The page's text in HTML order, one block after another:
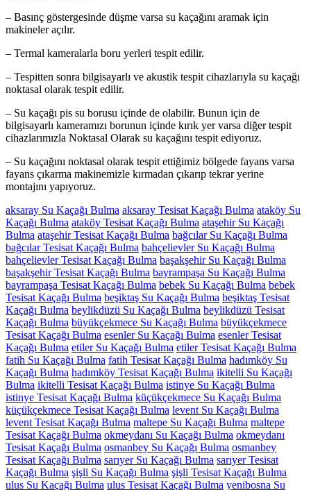
– Basınç göstergesinde düşme varsa su kaçağını aramak için
makineler açılır.
– Termal kameralarla boru yerleri tespit edilir.
– Tespitten sonra bilgisayarlı ve akustik tespit cihazlarıyla su kaçağı
noktasal olarak tespit edilir.
– Su kaçağı pis su borusu içinde de olabilir. Bunun için de
bilgisayarlı kameramızı borunun içinde kırık yer varsa diğer tespit
cihazlarımızla Noktasal Olarak su kaçağını tespit ediyoruz.
– Su kaçağını noktasal olarak tespit ettiğimiz bölgede fayans varsa
fayans çıkarma makinemizle kırmadan çıkarıp tekrar yerine
montajını yapıyoruz.
aksaray Su Kaçağı Bulma aksaray Tesisat Kaçağı Bulma ataköy Su
Kaçağı Bulma ataköy Tesisat Kaçağı Bulma ataşehir Su Kaçağı
Bulma ataşehir Tesisat Kaçağı Bulma bağcılar Su Kaçağı Bulma
bağcılar Tesisat Kaçağı Bulma bahçelievler Su Kaçağı Bulma
bahçelievler Tesisat Kaçağı Bulma başakşehir Su Kaçağı Bulma
başakşehir Tesisat Kaçağı Bulma bayrampaşa Su Kaçağı Bulma
bayrampaşa Tesisat Kaçağı Bulma bebek Su Kaçağı Bulma bebek
Tesisat Kaçağı Bulma beşiktaş Su Kaçağı Bulma beşiktaş Tesisat
Kaçağı Bulma beylikdüzü Su Kaçağı Bulma beylikdüzü Tesisat
Kaçağı Bulma büyükçekmece Su Kaçağı Bulma büyükçekmece
Tesisat Kaçağı Bulma esenler Su Kaçağı Bulma esenler Tesisat
Kaçağı Bulma etiler Su Kaçağı Bulma etiler Tesisat Kaçağı Bulma
fatih Su Kaçağı Bulma fatih Tesisat Kaçağı Bulma hadımköy Su
Kaçağı Bulma hadımköy Tesisat Kaçağı Bulma ikitelli Su Kaçağı
Bulma ikitelli Tesisat Kaçağı Bulma istinye Su Kaçağı Bulma
istinye Tesisat Kaçağı Bulma küçükçekmece Su Kaçağı Bulma
küçükçekmece Tesisat Kaçağı Bulma levent Su Kaçağı Bulma
levent Tesisat Kaçağı Bulma maltepe Su Kaçağı Bulma maltepe
Tesisat Kaçağı Bulma okmeydanı Su Kaçağı Bulma okmeydanı
Tesisat Kaçağı Bulma osmanbey Su Kaçağı Bulma osmanbey
Tesisat Kaçağı Bulma sarıyer Su Kaçağı Bulma sarıyer Tesisat
Kaçağı Bulma şişli Su Kaçağı Bulma şişli Tesisat Kaçağı Bulma
ulus Su Kaçağı Bulma ulus Tesisat Kaçağı Bulma yenibosna Su